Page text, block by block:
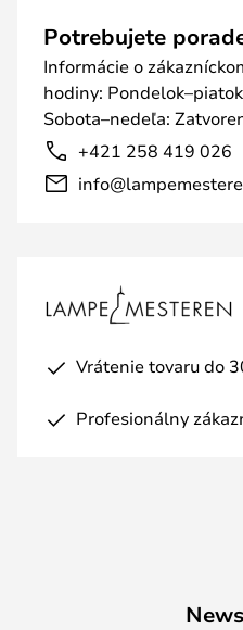
Potrebujete
Informácie o
hodiny:
Sobota–nedeľa:
+421 258 419 026
Vrátenie tovaru do
Profesionálny